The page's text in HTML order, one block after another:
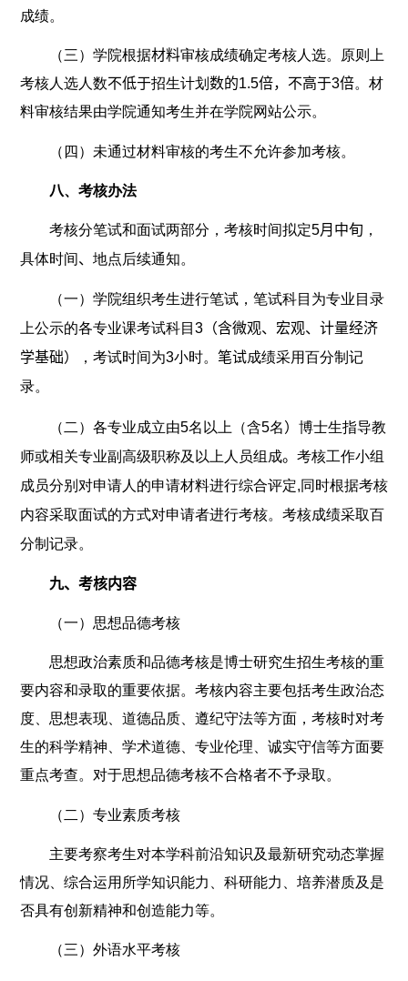
成绩。
（三）学院根据材料审核成绩确定考核人选。原则上
考核人选人数不低于招生计划 数的1.5倍，不高于3倍。材
料审核结果由学院通知考生并在学院网站公示。
（四）未通过材料审核的考生不允许参加考核。
八、考核办法
考核分笔试和面试两部分，考核时间拟定5月中旬 ，
具体时间、 地点后续通知。
（一）学院组织考生进行笔试，笔试科目为专业目录
上公示的各专业课考试科目 3 （含微观、宏观、计量经济
学基础）
，考试时间为3小时。 笔试成绩采用百分制记
录。
（二）各专业成立由5名以上（含5名） 博士生指导教
师或相关专业副高级职称及以上人员组成。 考核工作小组
成员分别对申请人的申请材料进行综合评定,同时根据考核
内容采取面试的方式对申请者进行考核。考核成绩采取百
分制记录。
九、考核内容
（一）思想品德考核
思想政治素质和品德考核是博士研究生招生考核的重
要内容和录取的重要依据。考核内容主要包括考生政治态
度、思想表现、道德品质、遵纪守法等方面，考核时对考
生的科学精神、学术道德、专业伦理、诚实守信等方面要
重点考查。对于思想品德考核不合格者不予录取。
（二）专业素质考核
主要考察考生对本学科前沿知识及最新研究动态掌握
情况、综合运用所学知识能力、科研能力、培养潜质及是
否具有创新精神和创造能力等。
（三）外语水平考核